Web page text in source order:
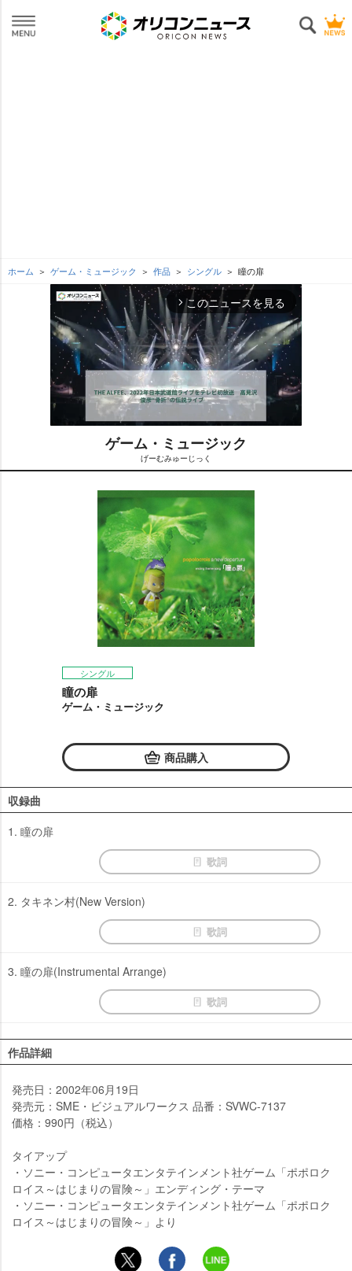
ホーム ゲーム・ミュージック 作品 シングル 瞳の扉
arrow_forward_ios このニュースを見る
M
e
ゲーム・ミュージック
げーむみゅーじっく
シングル
瞳の扉
ゲーム・ミュージック
商品購入
収録曲
1. 瞳の扉
歌詞
2. タキネン村(New Version)
歌詞
3. 瞳の扉(Instrumental Arrange)
歌詞
作品詳細
発売日：2002年06月19日
発売元：SME・ビジュアルワークス 品番：SVWC-7137
価格：990円（税込）
タイアップ
・ソニー・コンピュータエンタテインメント社ゲーム「ポポロク
ロイス～はじまりの冒険～」エンディング・テーマ
・ソニー・コンピュータエンタテインメント社ゲーム「ポポロク
ロイス～はじまりの冒険～」より